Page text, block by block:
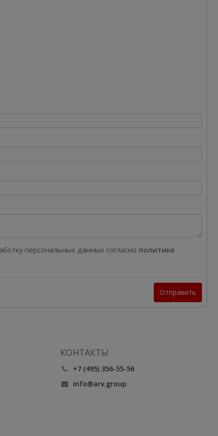
персональных данных согласно политике
Отправить
КОНТАКТЫ
+7 (495) 356-55-56
info@arv.group